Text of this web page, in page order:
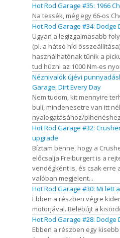
Hot Rod Garage #35: 1966
Na tessék, még egy 66-os
Hot Rod Garage #34: Dodge
Ugyan a legizgalmasabb
(pl. a hátsó híd
használhatónak tűnik a
tud húzni az 1000 Nm-es
Néznivalók újévi
Garage, Dirt Every Day
Nem tudom, kit mennyire
buli, mindenesetre van itt
nyalogatásához/
Hot Rod Garage #32:
upgrade
Bíztam benne, hogy a
előcsalja Freiburgert is a
vendégként is, és csak erre
valóban megjelent...
Hot Rod Garage #30: Mi lett
Ebben a részben végre
motorjával. Belebújt a
Hot Rod Garage #28: Dodge
Ebben a részben egy